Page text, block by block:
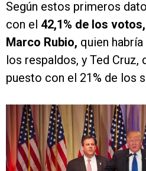
Según estos primeros
con el 42,1% de los
Marco Rubio, quien
los respaldos, y Ted
puesto con el 21% de los